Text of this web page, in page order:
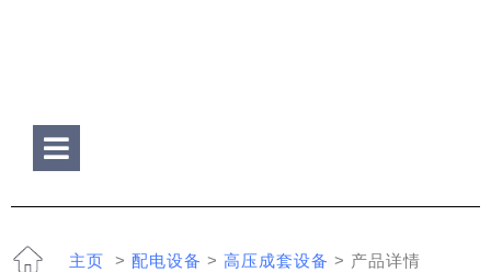
Hamburger Toggle Menu
主页 > 配电设备 > 高压成套设备 > 产品详情